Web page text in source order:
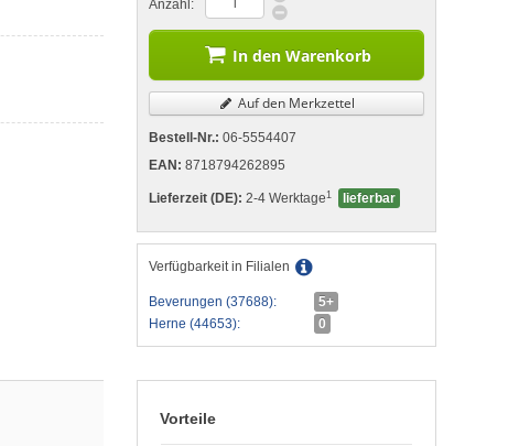
Anzahl:
In den Warenkorb
Auf den Merkzettel
Bestell-Nr.: 06-5554407
EAN: 8718794262895
Lieferzeit (DE): 2-4 Werktage 1 lieferbar
Verfügbarkeit in Filialen
Beverungen (37688):
5+
Herne (44653):
0
Vorteile